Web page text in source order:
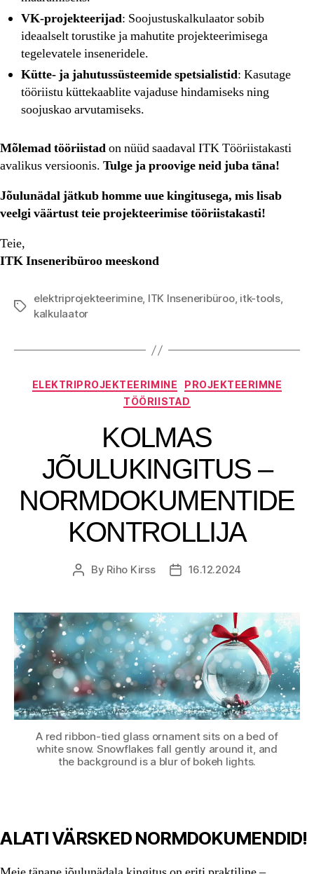
VK-projekteerijad: Soojustuskalkulaator sobib
ideaalselt torustike ja mahutite projekteerimisega
tegelevatele inseneridele.
Kütte- ja jahutussüsteemide spetsialistid: Kasutage
tööriistu küttekaablite vajaduse hindamiseks ning
soojuskao arvutamiseks.
Mõlemad tööriistadon nüüd saadaval ITK Tööriistakasti
avalikus versioonis. Tulge ja proovige neid juba täna!
Jõulunädal jätkub homme uue kingitusega, mis lisab
veelgi väärtust teie projekteerimise tööriistakasti!
Teie,
ITK Inseneribüroo meeskond
Tags
elektriprojekteerimine, ITK Inseneribüroo, itk-tools,
kalkulaator
Categories
ELEKTRIPROJEKTEERIMINE
PROJEKTEERIMNE
TÖÖRIISTAD
KOLMAS
JÕULUKINGITUS –
NORMDOKUMENTIDE
KONTROLLIJA
Post
By Riho Kirss
Post16.12.2024
A red ribbon-tied glass ornament sits on a bed of
white snow. Snowflakes fall gently around it, and
the background is a blur of bokeh lights.
ALATI VÄRSKED NORMDOKUMENDID!